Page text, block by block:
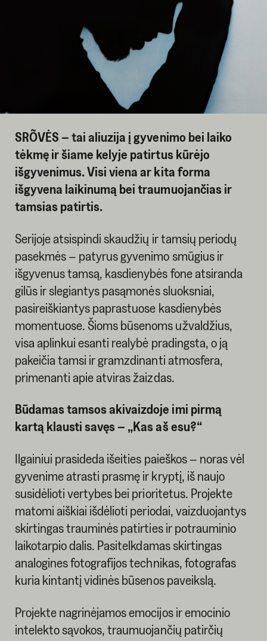
SRÕVĖS – tai aliuzija į gyvenimo bei laiko
tėkmę ir šiame kelyje patirtus kūrėjo
išgyvenimus. Visi viena ar kita forma
išgyvena laikinumą bei traumuojančias ir
tamsias patirtis.
Serijoje atsispindi skaudžių ir tamsių periodų
pasekmės – patyrus gyvenimo smūgius ir
išgyvenus tamsą, kasdienybės fone atsiranda
gilūs ir slegiantys pasąmonės sluoksniai,
pasireiškiantys paprastuose kasdienybės
momentuose. Šioms būsenoms užvaldžius,
visa aplinkui esanti realybė pradingsta, o ją
pakeičia tamsi ir gramzdinanti atmosfera,
primenanti apie atviras žaizdas.
Būdamas tamsos akivaizdoje imi pirmą
kartą klausti savęs – „Kas aš esu?“
Ilgainiui prasideda išeities paieškos – noras vėl
gyvenime atrasti prasmę ir kryptį, iš naujo
susidėlioti vertybes bei prioritetus. Projekte
matomi aiškiai išdėlioti periodai, vaizduojantys
skirtingas trauminės patirties ir potrauminio
laikotarpio dalis. Pasitelkdamas skirtingas
analogines fotografijos technikas, fotografas
kuria kintantį vidinės būsenos paveikslą.
Projekte nagrinėjamos emocijos ir emocinio
intelekto sąvokos, traumuojančių patirčių